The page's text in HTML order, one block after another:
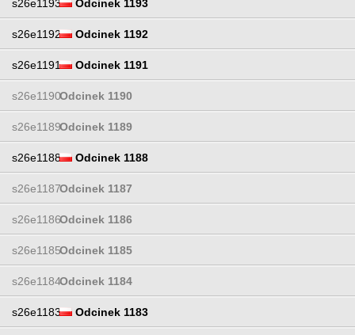
s26e1193 Odcinek 1193
s26e1192 Odcinek 1192
s26e1191 Odcinek 1191
s26e1190Odcinek 1190
s26e1189Odcinek 1189
s26e1188 Odcinek 1188
s26e1187Odcinek 1187
s26e1186Odcinek 1186
s26e1185Odcinek 1185
s26e1184Odcinek 1184
s26e1183 Odcinek 1183